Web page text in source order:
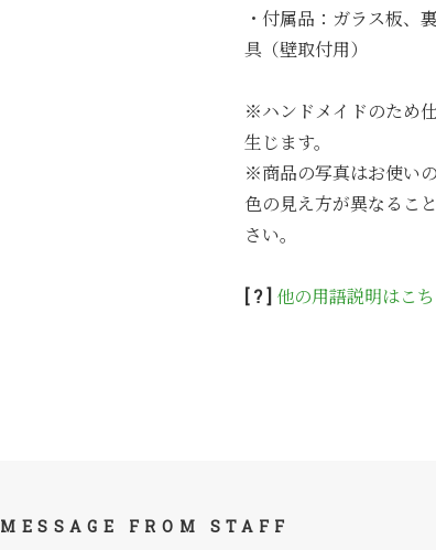
・付属品：ガラス板、
具（壁取付用）
※ハンドメイドのため
生じます。
※商品の写真はお使い
色の見え方が異なるこ
さい。
[ ? ] 他の用語説明はこ
MESSAGE FROM STAFF